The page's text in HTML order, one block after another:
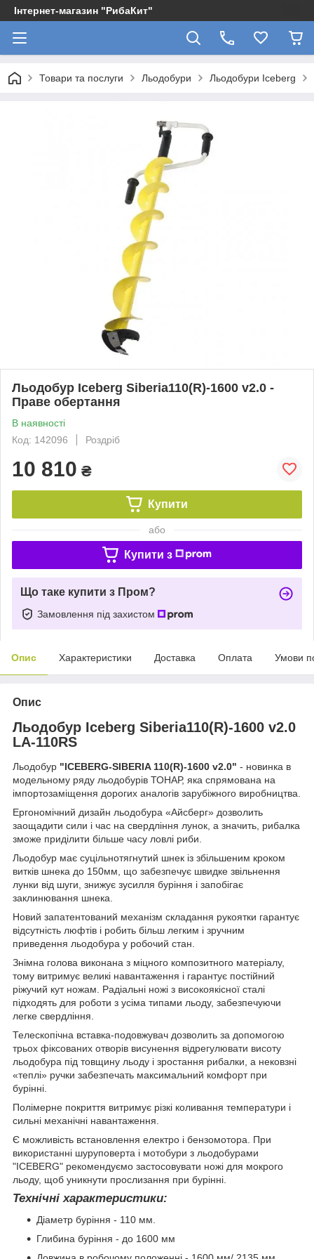
Інтернет-магазин "РибаКит"
Товари та послуги Льодобури Льодобури Iceberg
Льодобур Iceberg Siberia110(R)-1600 v2.0 -
Праве обертання
В наявності
Код: 142096
Роздріб
10 810 ₴
Купити
або
Купити з
Що таке купити з Пром?
Замовлення під захистом
Опис Характеристики Доставка Оплата Умови
Опис
Льодобур Iceberg Siberia110(R)-1600 v2.0
LA-110RS
Льодобур "ICEBERG-SIBERIA 110(R)-1600 v2.0" - новинка в
модельному ряду льодобурів ТОНАР, яка спрямована на
імпортозаміщення дорогих аналогів зарубіжного виробництва.
Ергономічний дизайн льодобура «Айсберг» дозволить
заощадити сили і час на свердління лунок, а значить, рибалка
зможе приділити більше часу ловлі риби.
Льодобур має суцільнотягнутий шнек із збільшеним кроком
витків шнека до 150мм, що забезпечує швидке звільнення
лунки від шуги, знижує зусилля буріння і запобігає
заклинювання шнека.
Новий запатентований механізм складання рукоятки гарантує
відсутність люфтів і робить більш легким і зручним
приведення льодобура у робочий стан.
Знімна голова виконана з міцного композитного матеріалу,
тому витримує великі навантаження і гарантує постійний
ріжучий кут ножам. Радіальні ножі з високоякісної сталі
підходять для роботи з усіма типами льоду, забезпечуючи
легке свердління.
Телескопічна вставка-подовжувач дозволить за допомогою
трьох фіксованих отворів висунення відрегулювати висоту
льодобура під товщину льоду і зростання рибалки, а нековзні
«теплі» ручки забезпечать максимальний комфорт при
бурінні.
Полімерне покриття витримує різкі коливання температури і
сильні механічні навантаження.
Є можливість встановлення електро і бензомотора. При
використанні шуруповерта і мотобури з льодобурами
"ICEBERG" рекомендуємо застосовувати ножі для мокрого
льоду, щоб уникнути прослизання при бурінні.
Технічні характеристики:
Діаметр буріння - 110 мм.
Глибина буріння - до 1600 мм